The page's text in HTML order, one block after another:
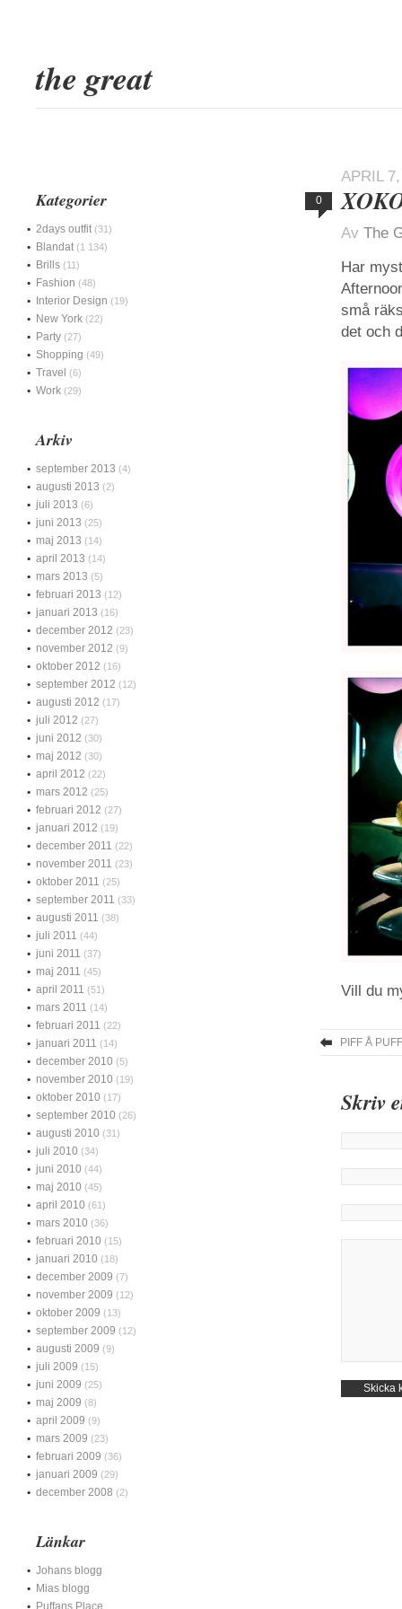
the great
APRIL
0
Av The
Har
små
det och
Vill du
PIFF Å
Skriv
Kategorier
2days outfit (31)
Blandat (1 134)
Brills (11)
Fashion (48)
Interior Design (19)
New York (22)
Party (27)
Shopping (49)
Travel (6)
Work (29)
Arkiv
september 2013 (4)
augusti 2013 (2)
juli 2013 (6)
juni 2013 (25)
maj 2013 (14)
april 2013 (14)
mars 2013 (5)
februari 2013 (12)
januari 2013 (16)
december 2012 (23)
november 2012 (9)
oktober 2012 (16)
september 2012 (12)
augusti 2012 (17)
juli 2012 (27)
juni 2012 (30)
maj 2012 (30)
april 2012 (22)
mars 2012 (25)
februari 2012 (27)
januari 2012 (19)
december 2011 (22)
november 2011 (23)
oktober 2011 (25)
september 2011 (33)
augusti 2011 (38)
juli 2011 (44)
juni 2011 (37)
maj 2011 (45)
april 2011 (51)
mars 2011 (14)
februari 2011 (22)
januari 2011 (14)
december 2010 (5)
november 2010 (19)
oktober 2010 (17)
september 2010 (26)
augusti 2010 (31)
juli 2010 (34)
juni 2010 (44)
maj 2010 (45)
april 2010 (61)
mars 2010 (36)
februari 2010 (15)
januari 2010 (18)
december 2009 (7)
november 2009 (12)
oktober 2009 (13)
september 2009 (12)
augusti 2009 (9)
juli 2009 (15)
juni 2009 (25)
maj 2009 (8)
april 2009 (9)
mars 2009 (23)
februari 2009 (36)
januari 2009 (29)
december 2008 (2)
Länkar
Johans blogg
Mias blogg
Puffans Place